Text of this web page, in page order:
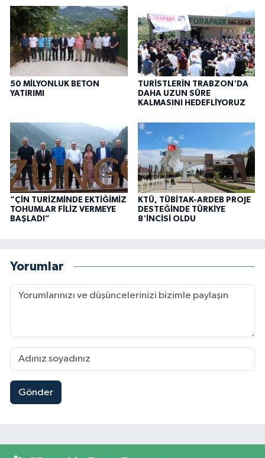
50 MİLYONLUK BETON
YATIRIMI
TURİSTLERİN TRABZON'DA
DAHA UZUN SÜRE
KALMASINI HEDEFLİYORUZ
“ÇİN TURİZMİNDE EKTİĞİMİZ
TOHUMLAR FİLİZ VERMEYE
BAŞLADI”
KTÜ, TÜBİTAK-ARDEB PROJE
DESTEĞİNDE TÜRKİYE
8'İNCİSİ OLDU
Yorumlar
Gönder